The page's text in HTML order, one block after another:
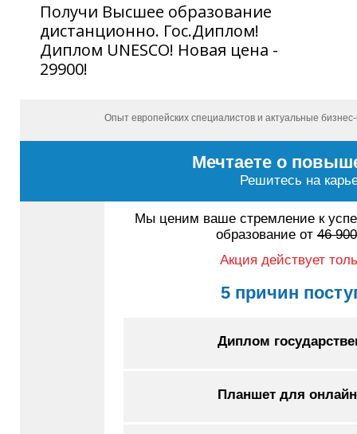
Получи Высшее образование
дистанционно. Гос.Диплом!
Диплом UNESCO! Новая цена -
29900!
Опыт европейских специалистов и актуальные
Мечтаете о
Решитесь на
Мы ценим ваше стремление к
образование от46
Акция действует
5 причин
Диплом
Планшет для